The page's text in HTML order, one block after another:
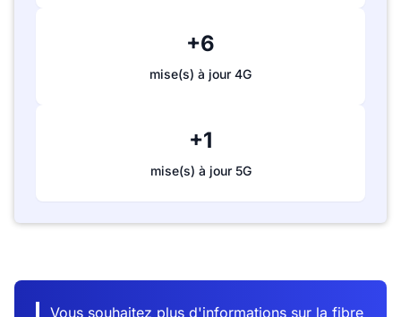
+6
mise(s) à jour 4G
+1
mise(s) à jour 5G
Vous souhaitez plus d'informations sur la fibre